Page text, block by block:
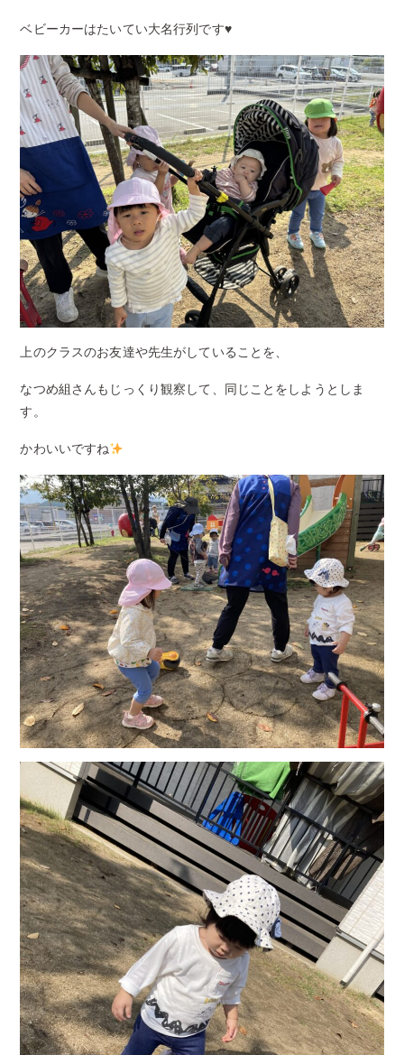
ベビーカーはたいてい大名行列です♥️
上のクラスのお友達や先生がしていることを、
なつめ組さんもじっくり観察して、同じことをしようとしま
す。
かわいいですね